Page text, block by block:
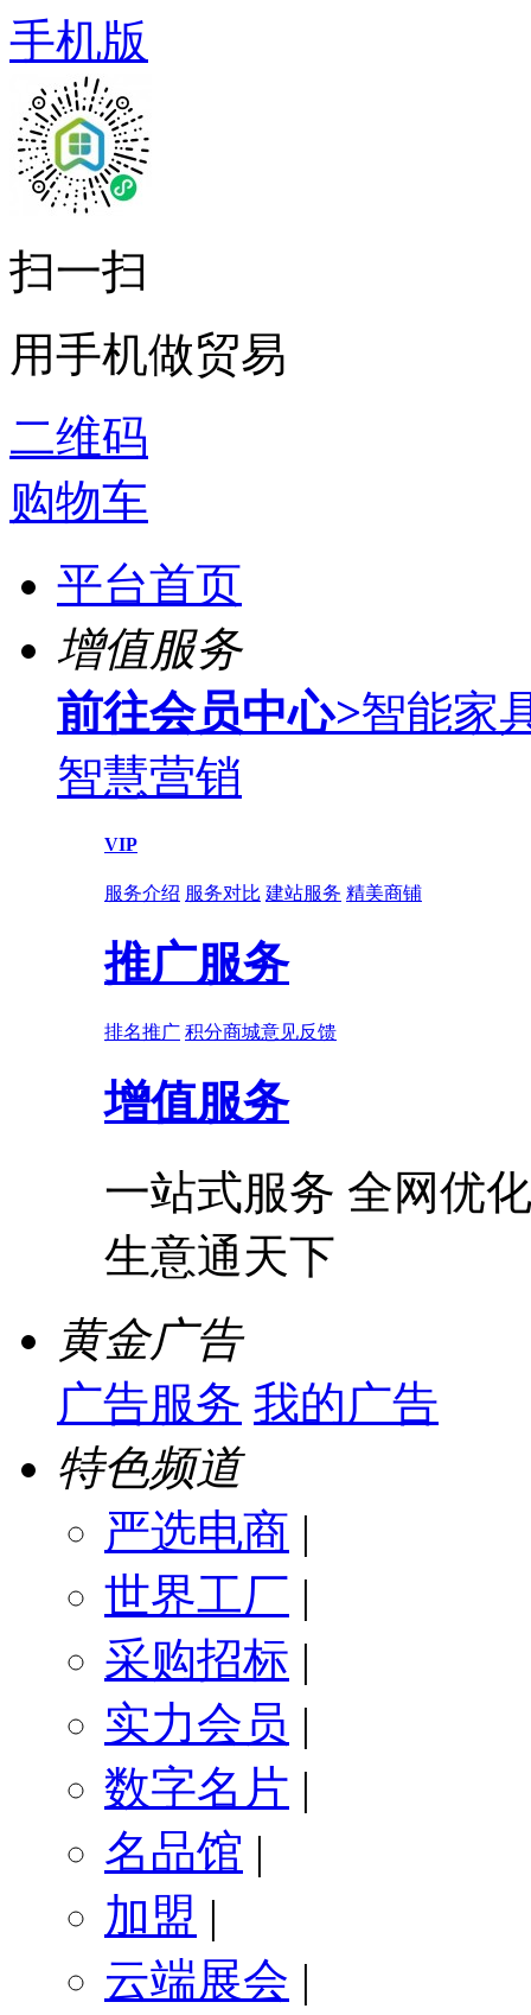
手机版
扫一扫
用手机做贸易
二维码
购物车
平台首页
增值服务
前往会员中心>智能家
智慧营销
VIP
服务介绍 服务对比 建站服务 精美商铺
推广服务
排名推广 积分商城意见反馈
增值服务
一站式服务 全网优
生意通天下
黄金广告
广告服务 我的广告
特色频道
严选电商 |
世界工厂 |
采购招标 |
实力会员 |
数字名片 |
名品馆 |
加盟 |
云端展会 |